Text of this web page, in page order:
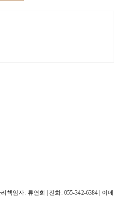
책임자: 류연희 | 전화: 055-342-6384 | 이메